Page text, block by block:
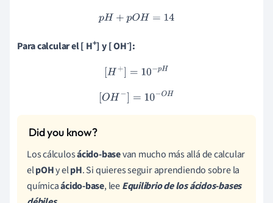
pH +pOH= 14
Para calcular el [ H+] y [ OH-]:
[H+ =10−pH
[OH− =10−OH
Los cálculosácido-basevan mucho más allá de calcular
elpOHy elpH. Si quieres seguir aprendiendo sobre la
químicaácido-base, leeEquilibrio de los ácidos-bases